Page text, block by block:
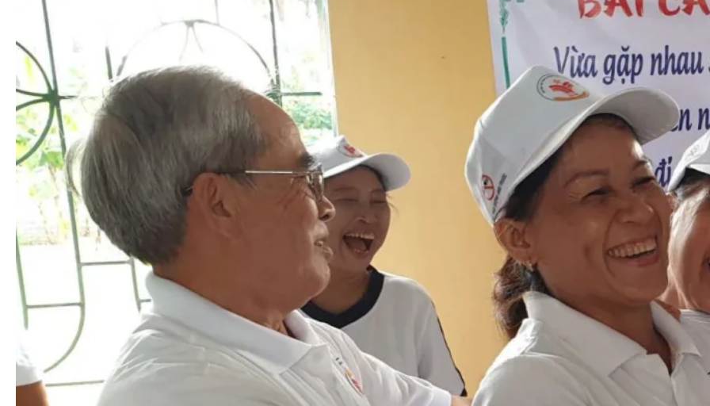
Ngược đãi người
thường bị che
thương từ vấn nạn